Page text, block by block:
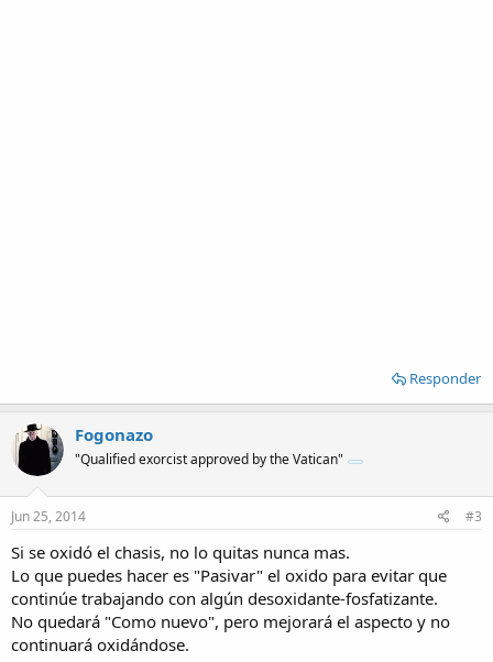
Responder
Fogonazo
"Qualified exorcist approved by the Vatican"
Jun 25, 2014 #3
Si se oxidó el chasis, no lo quitas nunca mas.
Lo que puedes hacer es "Pasivar" el oxido para evitar que
continúe trabajando con algún desoxidante-fosfatizante.
No quedará "Como nuevo", pero mejorará el aspecto y no
continuará oxidándose.